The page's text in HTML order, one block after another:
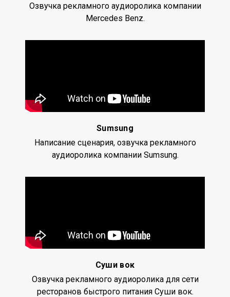
Озвучка рекламного аудиоролика компании
Mercedes Benz.
Sumsung
Написание сценария, озвучка рекламного
аудиоролика компании Sumsung.
Суши вок
Озвучка рекламного аудиоролика для сети
ресторанов быстрого питания Суши вок.